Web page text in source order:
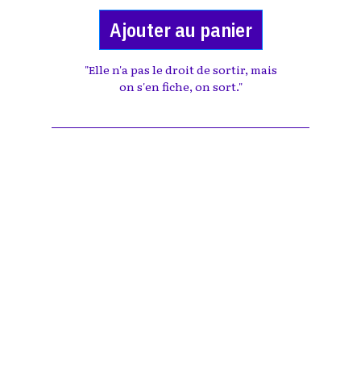
Ajouter au panier
"Elle n'a pas le droit de sortir, mais
on s'en fiche, on sort."